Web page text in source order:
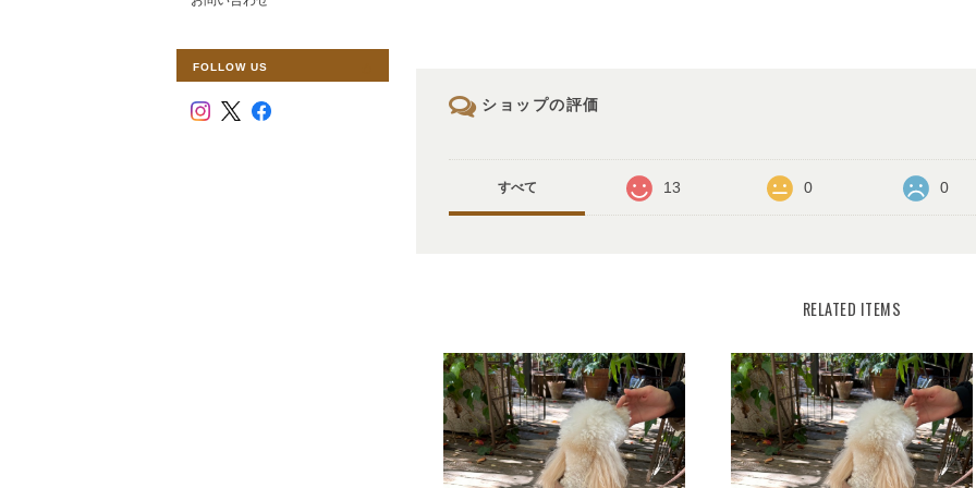
ショップの評価
すべて 13 0 0
RELATED ITEMS
FOLLOW US